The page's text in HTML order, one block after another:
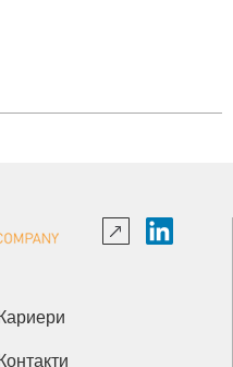
Кариери
Контакти